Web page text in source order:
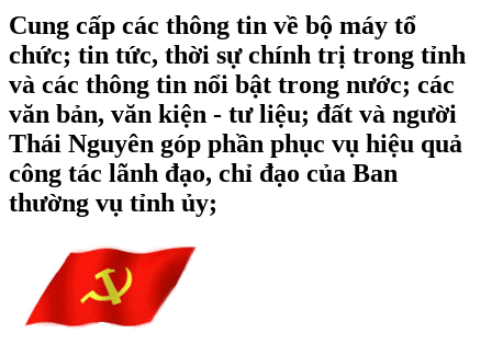
Cung cấp các thông tin về bộ máy tổ
chức; tin tức, thời sự chính trị trong tỉnh
và các thông tin nổi bật trong nước; các
văn bản, văn kiện - tư liệu; đất và người
Thái Nguyên góp phần phục vụ hiệu quả
công tác lãnh đạo, chỉ đạo của Ban
thường vụ tỉnh ủy;